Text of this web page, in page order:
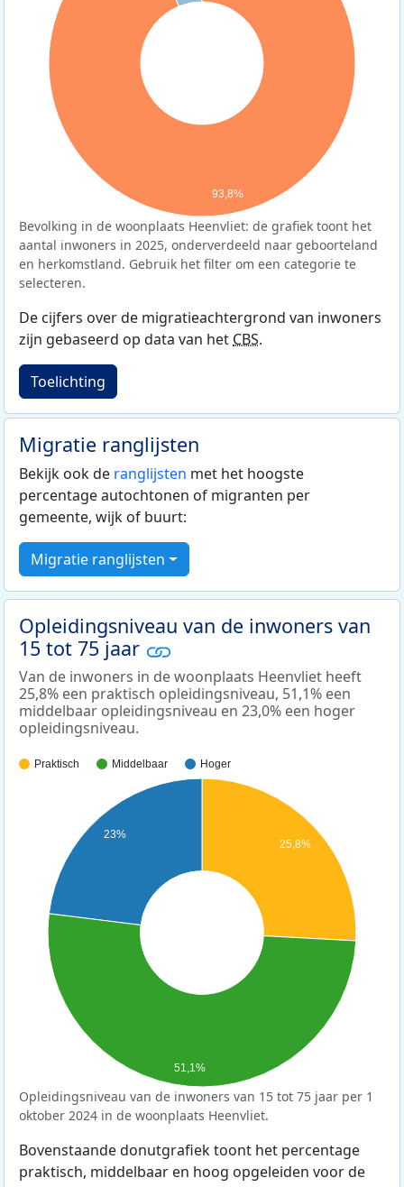
93,8%
Bevolking in de woonplaats Heenvliet: de grafiek toont het
aantal inwoners in 2025, onderverdeeld naar geboorteland
en herkomstland. Gebruik het filter om een categorie te
selecteren.
De cijfers over de migratieachtergrond van inwoners
zijn gebaseerd op data van het CBS.
Toelichting
Migratie ranglijsten
Bekijk ook de ranglijsten met het hoogste
percentage autochtonen of migranten per
gemeente, wijk of buurt:
Migratie ranglijsten
Opleidingsniveau van de inwoners van
15 tot 75 jaar
Van de inwoners in de woonplaats Heenvliet heeft
25,8% een praktisch opleidingsniveau, 51,1% een
middelbaar opleidingsniveau en 23,0% een hoger
opleidingsniveau.
Praktisch Middelbaar Hoger
25,8%
23%
51,1%
Opleidingsniveau van de inwoners van 15 tot 75 jaar per 1
oktober 2024 in de woonplaats Heenvliet.
Bovenstaande donutgrafiek toont het percentage
praktisch, middelbaar en hoog opgeleiden voor de